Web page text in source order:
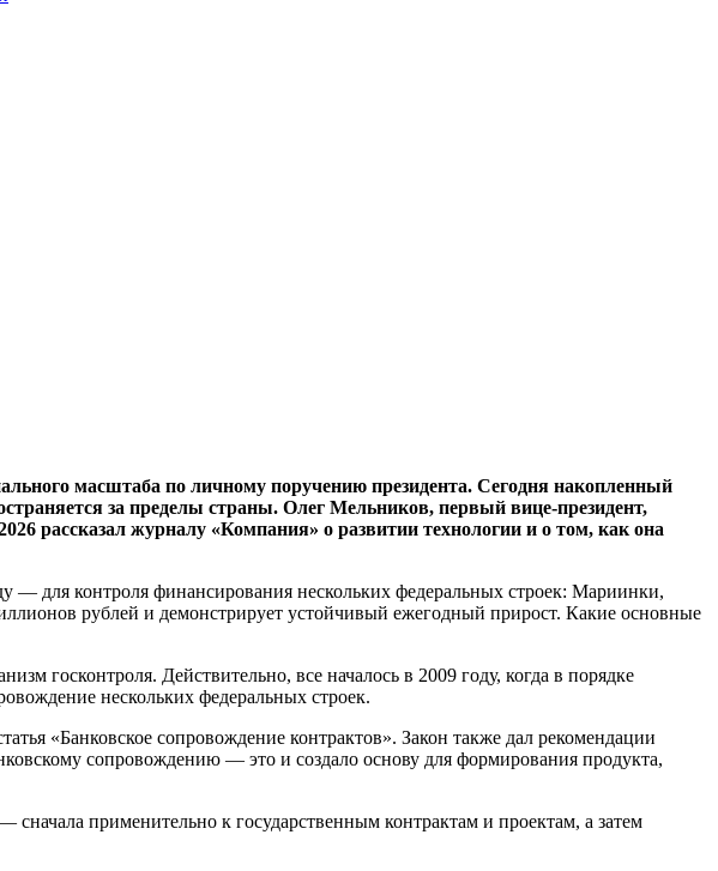
масштаба по личному поручению президента. Сегодня накопленный
за пределы страны. Олег Мельников, первый вице-президент,
рассказал журналу «Компания» о развитии технологии и о том, как она
— для контроля финансирования нескольких федеральных строек: Мариинки,
рублей и демонстрирует устойчивый ежегодный прирост. Какие основные
госконтроля. Действительно, все началось в 2009 году, когда в порядке
нескольких федеральных строек.
«Банковское сопровождение контрактов». Закон также дал рекомендации
сопровождению — это и создало основу для формирования продукта,
применительно к государственным контрактам и проектам, а затем